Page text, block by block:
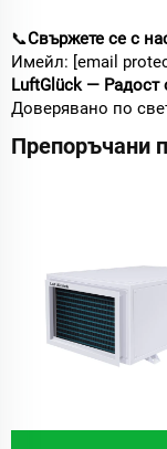
📞Свържете се с
Имейл: [email
LuftGlück — Радост
Доверявано по
Препоръчани